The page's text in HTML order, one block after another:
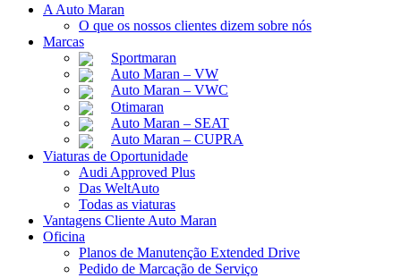
A Auto Maran
O que os nossos clientes dizem sobre nós
Marcas
Sportmaran
Auto Maran – VW
Auto Maran – VWC
Otimaran
Auto Maran – SEAT
Auto Maran – CUPRA
Viaturas de Oportunidade
Audi Approved Plus
Das WeltAuto
Todas as viaturas
Vantagens Cliente Auto Maran
Oficina
Planos de Manutenção Extended Drive
Pedido de Marcação de Serviço